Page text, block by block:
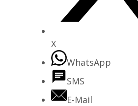
X
WhatsApp
SMS
E-Mail